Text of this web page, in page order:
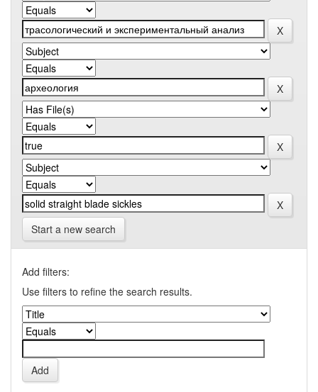
Start a new search
Add filters:
Use filters to refine the search results.